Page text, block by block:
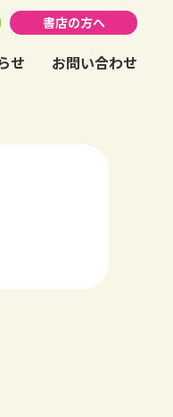
書店の方へ
せ お問い合わせ